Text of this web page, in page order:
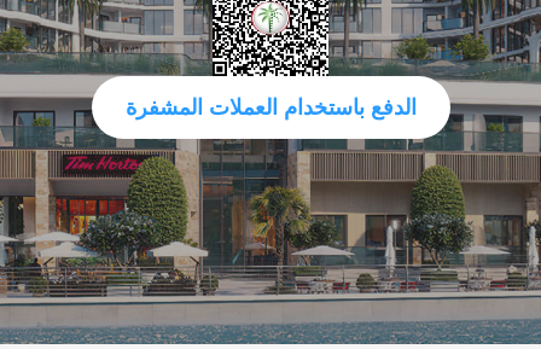
الدفع باستخدام العملات المشفرة